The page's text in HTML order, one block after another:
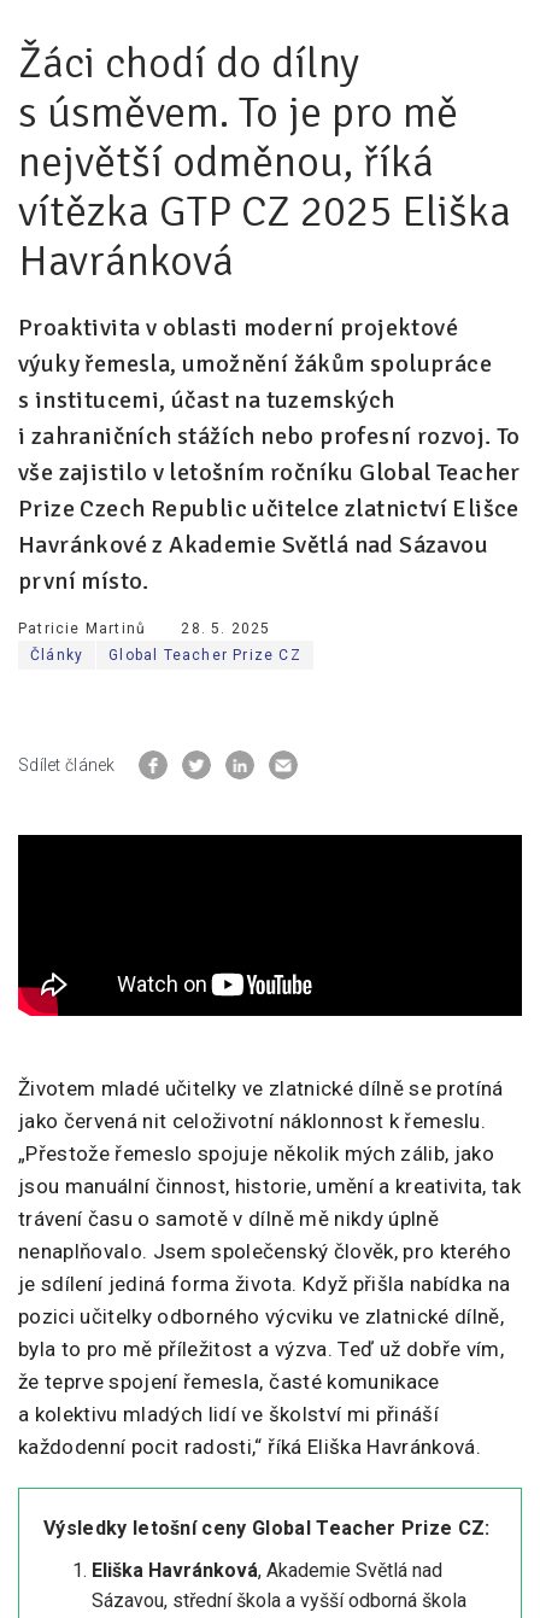
Pro zřizovatele
Konference Lepší škola
Kápézetka - průvodce pro zřizovatele
Klub zřizovatelů
O nás
Partneři a dárci
Kontakty
Žáci chodí do dílny
s úsměvem. To je pro mě
největší odměnou, říká
vítězka GTP CZ 2025 Eliška
Havránková
Proaktivita v oblasti moderní projektové
výuky řemesla, umožnění žákům spolupráce
s institucemi, účast na tuzemských
i zahraničních stážích nebo profesní rozvoj. To
vše zajistilo v letošním ročníku Global Teacher
Prize Czech Republic učitelce zlatnictví Elišce
Havránkové z Akademie Světlá nad Sázavou
první místo.
Patricie Martinů
28. 5. 2025
Články
Global Teacher Prize CZ
Sdílet článek
Životem mladé učitelky ve zlatnické dílně se protíná
jako červená nit celoživotní náklonnost k řemeslu.
„Přestože řemeslo spojuje několik mých zálib, jako
jsou manuální činnost, historie, umění a kreativita, tak
trávení času o samotě v dílně mě nikdy úplně
nenaplňovalo. Jsem společenský člověk, pro kterého
je sdílení jediná forma života. Když přišla nabídka na
pozici učitelky odborného výcviku ve zlatnické dílně,
byla to pro mě příležitost a výzva. Teď už dobře vím,
že teprve spojení řemesla, časté komunikace
a kolektivu mladých lidí ve školství mi přináší
každodenní pocit radosti,“ říká Eliška Havránková.
Výsledky letošní ceny Global Teacher Prize CZ:
Eliška Havránková, Akademie Světlá nad
Sázavou, střední škola a vyšší odborná škola